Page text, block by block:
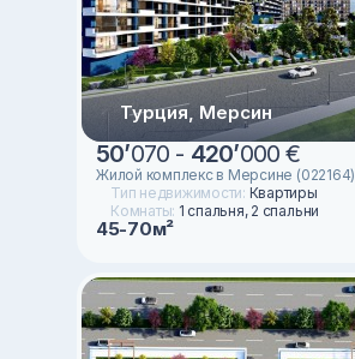
Турция, Мерсин
50’070 - 420’000 €
Жилой комплекс в Мерсине (022164)
Тип недвижимости: Квартиры
Комнаты: 1 спальня, 2 спальни
45-70м²